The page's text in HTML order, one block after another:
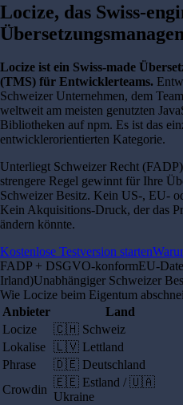
Locize, das Swiss-
Locize ist ein Swiss-made
(TMS) für Entwicklerteams.
Schweizer Unternehmen, dem
weltweit am meisten genutzten
Bibliotheken auf npm. Es ist das
entwicklerorientierten Kategorie.
Unterliegt Schweizer Recht
strengere Regel gewinnt für Ihre
Schweizer Besitz. Kein US-, EU-
Kein Akquisitions-Druck, der das
ändern könnte.
Kostenlose Testversion starten
FADP + DSGVO-konformEU-
Irland)Unabhängiger Schweizer
Wie Locize beim Eigentum
Anbieter
Land
Locize
🇨🇭 Schweiz
Lokalise 🇱🇻 Lettland
Phrase
🇩🇪 Deutschland
Crowdin
🇪🇪 Estland / 🇺🇦
Ukraine